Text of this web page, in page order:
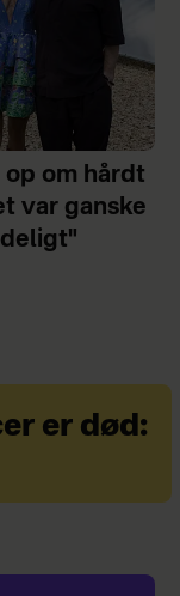
om hårdt
var ganske
er død: